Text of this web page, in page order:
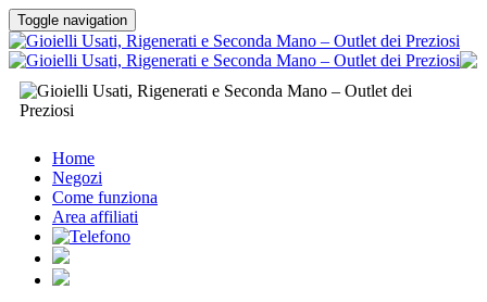
Toggle navigation
Home
Negozi
Come funziona
Area affiliati